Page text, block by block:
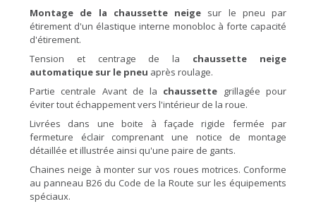
Montage de la chaussette neige sur le pneu par
étirement d'un élastique interne monobloc à forte capacité
d'étirement.
Tension et centrage de la chaussette neige
automatique sur le pneu après roulage.
Partie centrale Avant de la chaussette grillagée pour
éviter tout échappement vers l'intérieur de la roue.
Livrées dans une boite à façade rigide fermée par
fermeture éclair comprenant une notice de montage
détaillée et illustrée ainsi qu'une paire de gants.
Chaines neige à monter sur vos roues motrices. Conforme
au panneau B26 du Code de la Route sur les équipements
spéciaux.